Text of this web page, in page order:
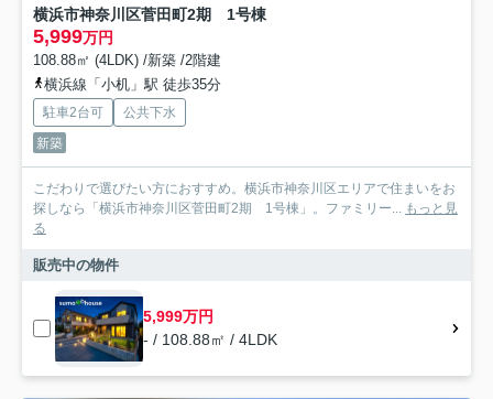
横浜市神奈川区菅田町2期 1号棟
5,999万円
108.88㎡ (4LDK) /新築 /2階建
横浜線「小机」駅 徒歩35分
駐車2台可
公共下水
新築
こだわりで選びたい方におすすめ。横浜市神奈川区エリアで住まいをお
探しなら「横浜市神奈川区菅田町2期 1号棟」。ファミリー... もっと見
る
販売中の物件
5,999万円
- / 108.88㎡ / 4LDK